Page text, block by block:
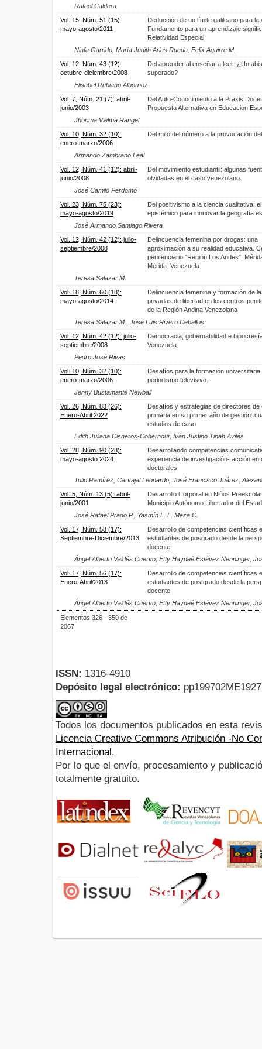
Rafael Caldera
Vol. 15, Núm. 51 (15):
mayo-agosto/2011
Deducción de un límite galileano para la
Fundamento para un aprendizaje
Relatividad Especial.
Ninfa Garrido, María Judith Arias Rueda, Felix Aguirre M.
Vol. 12, Núm. 43 (12):
octubre-diciembre/2008
Del aprender al enseñar a leer: ¿Un
superado?
Elisabel Rubiano Albornoz
Vol. 7, Núm. 21 (7): abril-
junio/2003
Del Auto-Conocimiento a la Praxis
Propuesta Alternativa en Educacion
Jhorima Vielma Rangel
Vol. 10, Núm. 32 (10):
enero-marzo/2006
Del mito del número a la provocación
Armando Zambrano Leal
Vol. 12, Núm. 41 (12): abril-
junio/2008
Del movimiento estudiantil: algunas
olvidadas en el caso venezolano.
José Camilo Perdomo
Vol. 23, Núm. 75 (23):
mayo-agosto/2019
Del positivismo a la ciencia cualitativa:
epistémico para innnovar la geografía
José Armando Santiago Rivera
Vol. 12, Núm. 42 (12): julio-
septiembre/2008
Delincuencia femenina por drogas: una
aproximación a su realidad educativa.
penitenciario "Región Los Andes".
Mérida. Venezuela.
Teresa Salazar M.
Vol. 18, Núm. 60 (18):
mayo-agosto/2014
Delincuencia femenina y formación de
privadas de libertad en los centros
de la Región Andina Venezolana
Teresa Salazar M., José Luis Rivero Ceballos
Vol. 12, Núm. 42 (12): julio-
septiembre/2008
Democracia, gobernabilidad e
Venezuela.
Pedro José Rivas
Vol. 10, Núm. 32 (10):
enero-marzo/2006
Desafíos para la formación universitaria
periodismo televisivo.
Jenny Bustamante Newball
Vol. 26, Núm. 83 (26):
Enero-Abril 2022
Desafíos y estrategias de directores de
primaria en su primer año de gestión:
estudios de caso
Edith Juliana Cisneros-Cohernour, Iván Justino Tinah Avilés
Vol. 28, Núm. 90 (28):
mayo-agosto 2024
Desarrollando competencias
experiencia de investigación- acción en
doctorales
Tulio Ramírez, Carvajal Leonardo, José Francisco Juárez,
Vol. 5, Núm. 13 (5): abril-
junio/2001
Desarrollo Corporal en Niños
Municipio Autónomo Libertador del
José Rafael Prado P., Yasmín L. L. Meza C.
Vol. 17, Núm. 58 (17):
Septiembre-Diciembre/2013
Desarrollo de competencias científicas
estudiantes de posgrado desde la
docente
Ángel Alberto Valdés Cuervo, Etty Haydeé Estévez Nenninger,
Vol. 17, Núm. 56 (17):
Enero-Abril/2013
Desarrollo de competencias científicas
estudiantes de postgrado desde la
docente
Ángel Alberto Valdés Cuervo, Etty Haydeé Estévez Nenninger,
Elementos 326 - 350 de
2067
ISSN: 1316-4910
Depósito legal electrónico:
Todos los documentos publicados en esta
Licencia Creative Commons Atribución -No
Internacional.
Por lo que el envío, procesamiento y
totalmente gratuito.